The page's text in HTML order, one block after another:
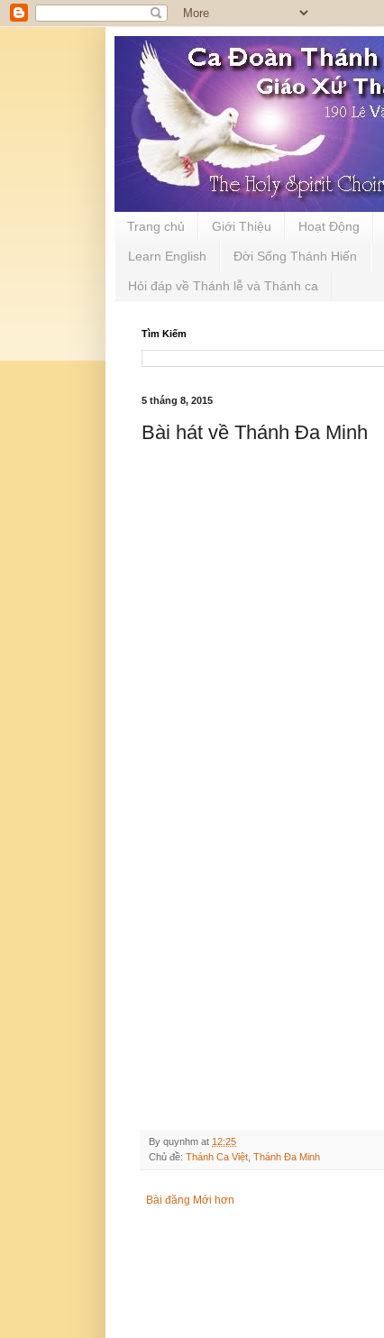
Trang chủ Giới Thiệu Hoạt Động
Learn English Đời Sống Thánh Hiến
Hỏi đáp về Thánh lễ và Thánh ca
Tìm Kiếm
5 tháng 8, 2015
Bài hát về Thánh Đa Minh
By quynhm at 12:25
Chủ đề: Thánh Ca Việt Thánh Đa Minh
Bài đăng Mới hơn